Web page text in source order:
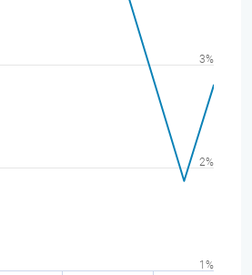
2%
3%
1%